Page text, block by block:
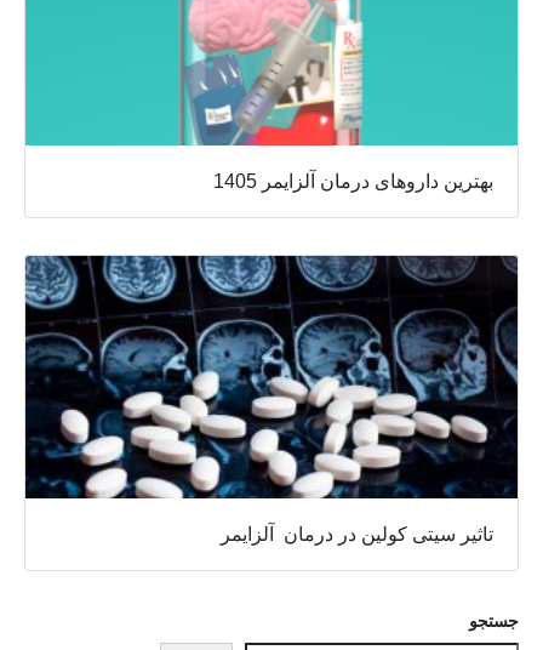
بهترین داروهای درمان آلزایمر 1405
تاثیر سیتی کولین در درمان آلزایمر
جستجو